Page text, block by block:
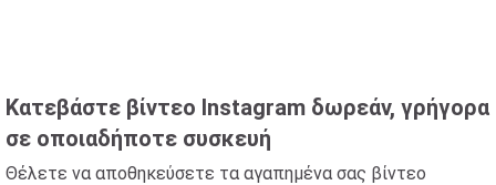
Κατεβάστε βίντεο Instagram δωρεάν, γρήγορα
σε οποιαδήποτε συσκευή
Θέλετε να αποθηκεύσετε τα αγαπημένα σας βίντεο